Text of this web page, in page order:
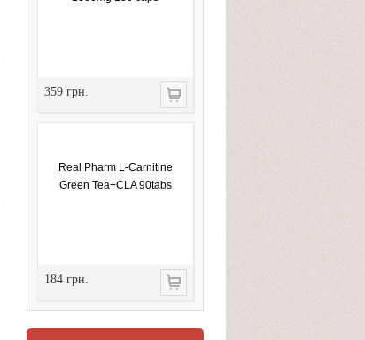
359 грн.
Real Pharm L-Carnitine
Green Tea+CLA 90tabs
184 грн.